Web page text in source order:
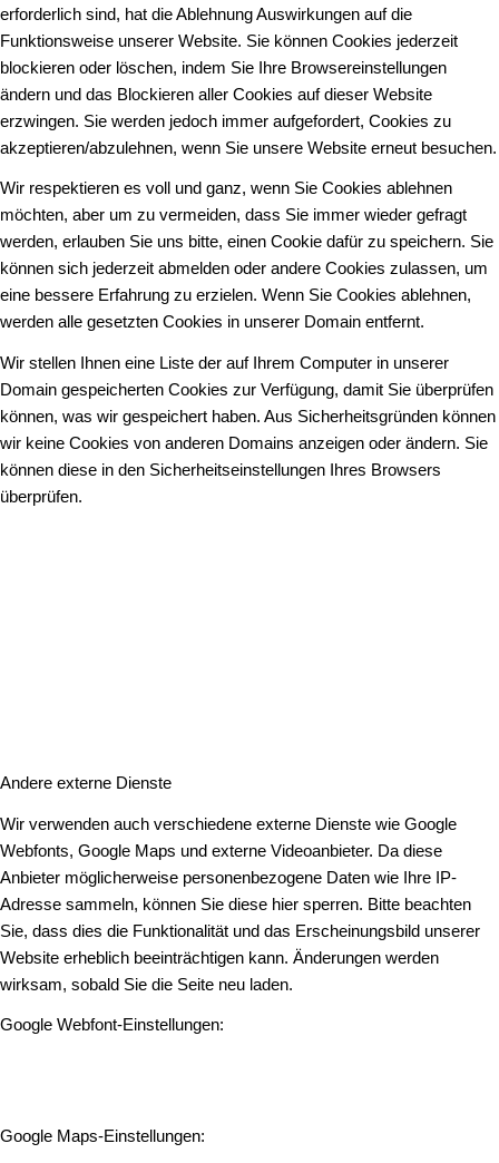
erforderlich sind, hat die Ablehnung Auswirkungen auf die
Funktionsweise unserer Website. Sie können Cookies jederzeit
blockieren oder löschen, indem Sie Ihre Browsereinstellungen
ändern und das Blockieren aller Cookies auf dieser Website
erzwingen. Sie werden jedoch immer aufgefordert, Cookies zu
akzeptieren/abzulehnen, wenn Sie unsere Website erneut besuchen.
Wir respektieren es voll und ganz, wenn Sie Cookies ablehnen
möchten, aber um zu vermeiden, dass Sie immer wieder gefragt
werden, erlauben Sie uns bitte, einen Cookie dafür zu speichern. Sie
können sich jederzeit abmelden oder andere Cookies zulassen, um
eine bessere Erfahrung zu erzielen. Wenn Sie Cookies ablehnen,
werden alle gesetzten Cookies in unserer Domain entfernt.
Wir stellen Ihnen eine Liste der auf Ihrem Computer in unserer
Domain gespeicherten Cookies zur Verfügung, damit Sie überprüfen
können, was wir gespeichert haben. Aus Sicherheitsgründen können
wir keine Cookies von anderen Domains anzeigen oder ändern. Sie
können diese in den Sicherheitseinstellungen Ihres Browsers
überprüfen.
Andere externe Dienste
Wir verwenden auch verschiedene externe Dienste wie Google
Webfonts, Google Maps und externe Videoanbieter. Da diese
Anbieter möglicherweise personenbezogene Daten wie Ihre IP-
Adresse sammeln, können Sie diese hier sperren. Bitte beachten
Sie, dass dies die Funktionalität und das Erscheinungsbild unserer
Website erheblich beeinträchtigen kann. Änderungen werden
wirksam, sobald Sie die Seite neu laden.
Google Webfont-Einstellungen:
Google Maps-Einstellungen: